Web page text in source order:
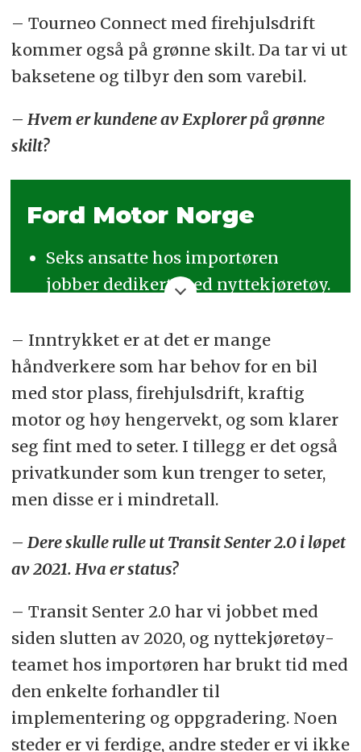
– Tourneo Connect med firehjulsdrift
kommer også på grønne skilt. Da tar vi ut
baksetene og tilbyr den som varebil.
– Hvem er kundene av Explorer på grønne
skilt?
Ford Motor Norge
Seks ansatte hos importøren
jobber dedikert med nyttekjøretøy.
funksjoner plassert sentralt hos
Ford i Tyskland, England og
Ungarn.
30 av totalt 72 salgssteder er
Transit Senter (spesialisert på
– Inntrykket er at det er mange
håndverkere som har behov for en bil
med stor plass, firehjulsdrift, kraftig
motor og høy hengervekt, og som klarer
seg fint med to seter. I tillegg er det også
privatkunder som kun trenger to seter,
men disse er i mindretall.
– Dere skulle rulle ut Transit Senter 2.0 i løpet
av 2021. Hva er status?
– Transit Senter 2.0 har vi jobbet med
siden slutten av 2020, og nyttekjøretøy-
teamet hos importøren har brukt tid med
den enkelte forhandler til
implementering og oppgradering. Noen
steder er vi ferdige, andre steder er vi ikke